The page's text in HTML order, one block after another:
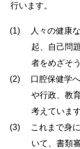
行います。
(1)
人々の健康
起、自己問
者をめざそ
(2)
口腔保健学
や行政、教
考えています
(3)
これまで身
いて、書類